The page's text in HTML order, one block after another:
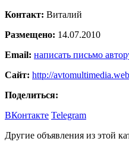
Контакт: Виталий
Размещено: 14.07.2010
Email: написать письмо
Сайт: http://
Поделиться:
ВКонтакте Telegram
Другие объявления из этой